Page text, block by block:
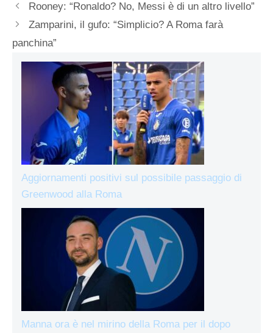
Rooney: “Ronaldo? No, Messi è di un altro livello”
Zamparini, il gufo: “Simplicio? A Roma farà
panchina”
Aggiornamenti positivi sul possibile passaggio di
Greenwood alla Roma
Manna ora è nel mirino della Roma per il dopo